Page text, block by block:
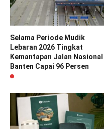
Selama Periode Mudik
Lebaran 2026 Tingkat
Kemantapan Jalan Nasional
Banten Capai 96 Persen